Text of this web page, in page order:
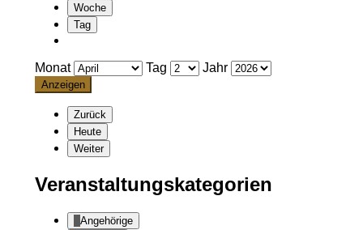
Woche
Tag
Monat Tag Jahr
Zurück
Heute
Weiter
Veranstaltungskategorien
Angehörige